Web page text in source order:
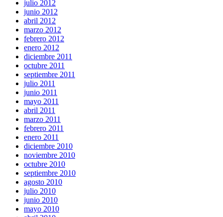
julio 2012
junio 2012
abril 2012
marzo 2012
febrero 2012
enero 2012
diciembre 2011
octubre 2011
septiembre 2011
julio 2011
junio 2011
mayo 2011
abril 2011
marzo 2011
febrero 2011
enero 2011
diciembre 2010
noviembre 2010
octubre 2010
septiembre 2010
agosto 2010
julio 2010
junio 2010
mayo 2010